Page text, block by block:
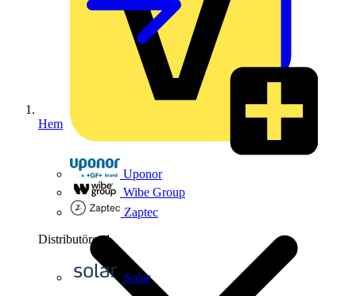
Uponor
Wibe Group
Zaptec
Distributörer 1
Solar
Hem